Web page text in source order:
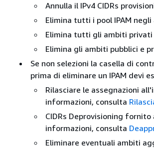
Annulla il IPv4 CIDRs
Elimina tutti i pool IPAM
Elimina tutti gli ambiti privati
Elimina gli ambiti pubblici e
Se non selezioni la casella di
prima di eliminare un IPAM devi
Rilasciare le assegnazioni
informazioni, consulta
CIDRs Deprovisioning
informazioni, consulta
Eliminare eventuali ambiti